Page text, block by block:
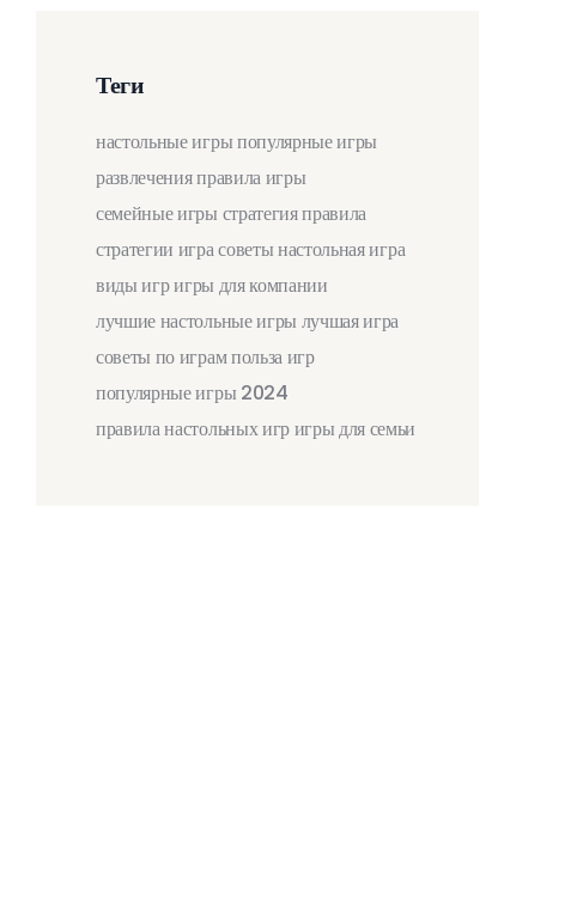
Теги
настольные игрыпопулярные игры
развлеченияправила игры
семейные игры стратегияправила
стратегии играсоветынастольная игра
виды игригры для компании
лучшие настольные игры лучшая игра
советы по игрампольза игр
популярные игры 2024
правила настольных игригры для семьи